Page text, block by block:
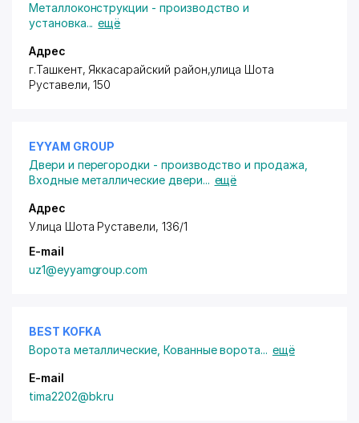
Металлоконструкции - производство и
установка... ещё
Адрес
г.Ташкент, Яккасарайский район,улица Шота
Руставели, 150
EYYAM GROUP
Двери и перегородки - производство и продажа
Входные металлические двери... ещё
Адрес
Улица Шота Руставели, 136/1
E-mail
uz1@eyyamgroup.com
BEST KOFKA
Ворота металлические Кованные ворота... ещё
E-mail
tima2202@bk.ru